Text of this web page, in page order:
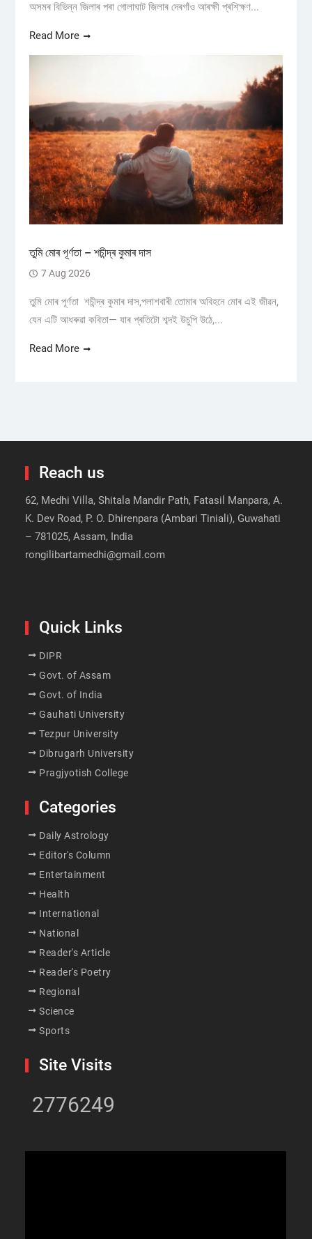
অসমৰ বিভিন্ন জিলাৰ পৰা গোলাঘাট জিলাৰ দেৰগাঁও আৰক্ষী প্ৰশিক্ষণ...
Read More
তুমি মোৰ পূৰ্ণতা – শচীন্দ্ৰ কুমাৰ দাস
7 Aug 2026
তুমি মোৰ পূৰ্ণতা শচীন্দ্ৰ কুমাৰ দাস,পলাশবাৰী তোমাৰ অবিহনে মোৰ এই জীৱন,
যেন এটি আধৰুৱা কবিতা— যাৰ প্ৰতিটো শব্দই উচুপি উঠে,...
Read More
Reach us
62, Medhi Villa, Shitala Mandir Path, Fatasil Manpara, A.
K. Dev Road, P. O. Dhirenpara (Ambari Tiniali), Guwahati
– 781025, Assam, India
rongilibartamedhi@gmail.com
Quick Links
DIPR
Govt. of Assam
Govt. of India
Gauhati University
Tezpur University
Dibrugarh University
Pragjyotish College
Categories
Daily Astrology
Editor's Column
Entertainment
Health
International
National
Reader's Article
Reader's Poetry
Regional
Science
Sports
Site Visits
2776249